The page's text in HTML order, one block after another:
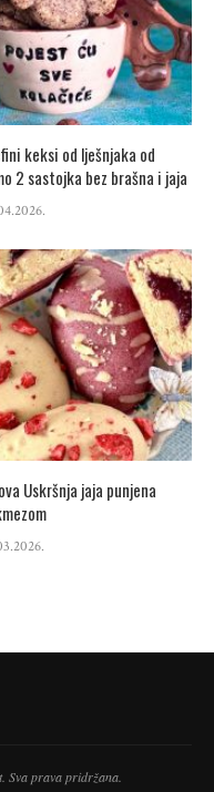
keksi od lješnjaka od
2 sastojka bez brašna i jaja
Uskršnja jaja punjena
Sva prava pridržana.